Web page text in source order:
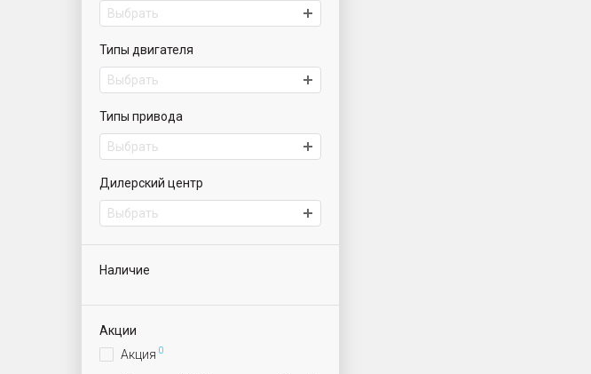
Выбрать
Типы двигателя
Выбрать
Типы привода
Выбрать
Дилерский центр
Выбрать
Наличие
Акции
Акция 0